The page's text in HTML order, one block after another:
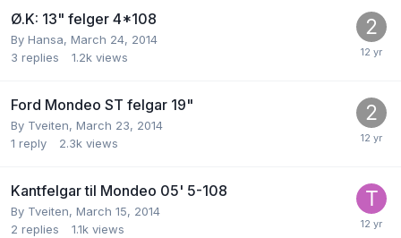
Ø.K: 13" felger 4*108
By Hansa, March 24, 2014
3 replies 1.2k views
Ford Mondeo ST felgar 19"
By Tveiten, March 23, 2014
1 reply 2.3k views
Kantfelgar til Mondeo 05' 5-108
By Tveiten, March 15, 2014
2 replies 1.1k views